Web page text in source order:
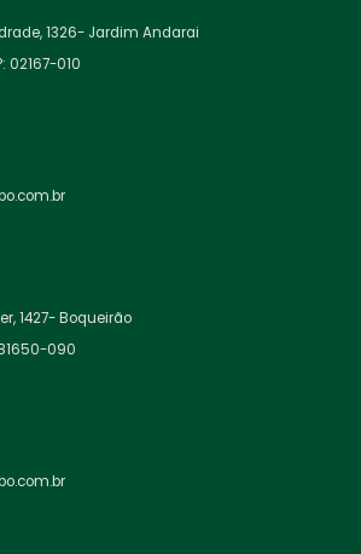
1326- Jardim Andarai
02167-010
1427- Boqueirão
090